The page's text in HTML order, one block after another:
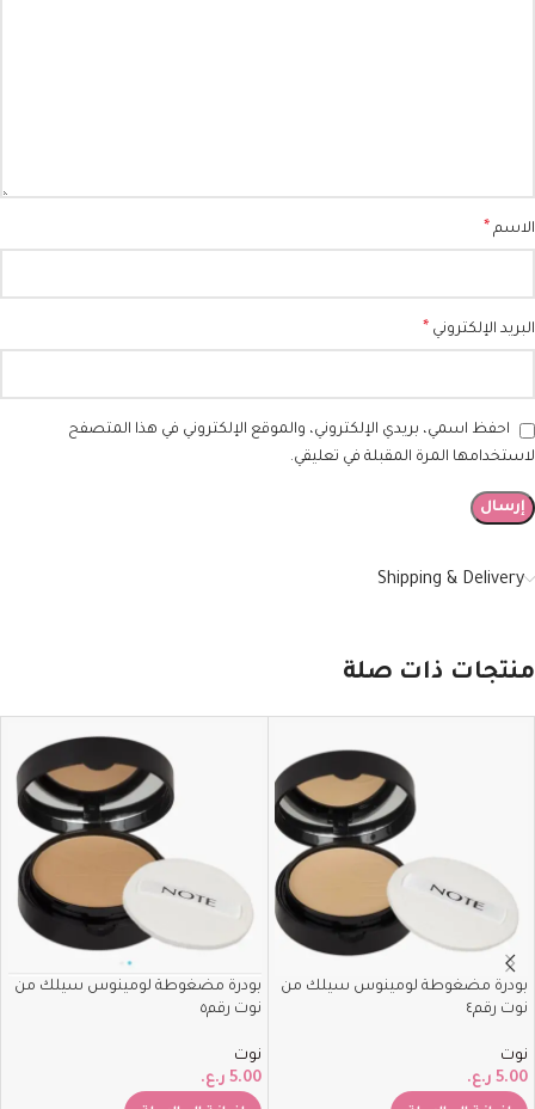
الاسم *
البريد الإلكتروني *
احفظ اسمي، بريدي الإلكتروني، والموقع الإلكتروني في هذا المتصفح
لاستخدامها المرة المقبلة في تعليقي.
Shipping & Delivery
منتجات ذات صلة
بودرة مضغوطة لومينوس سيلك من
نوت رقم٤
نوت
5.00 ر.ع.
بودرة مضغوطة لومينوس سيلك من
نوت رقم٥
نوت
5.00 ر.ع.